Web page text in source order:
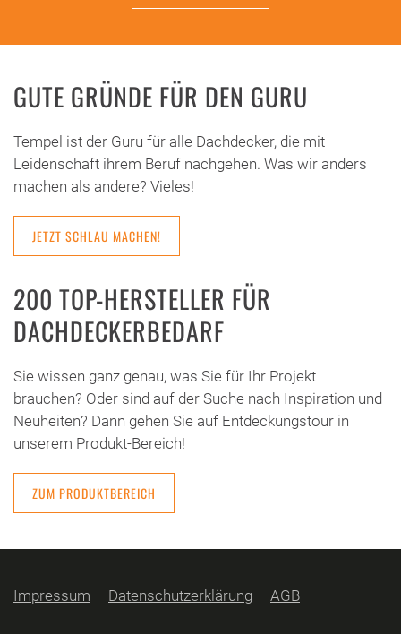
GUTE GRÜNDE FÜR DEN GURU
Tempel ist der Guru für alle Dachdecker, die mit
Leidenschaft ihrem Beruf nachgehen. Was wir anders
machen als andere? Vieles!
JETZT SCHLAU MACHEN!
200 TOP-HERSTELLER FÜR
DACHDECKERBEDARF
Sie wissen ganz genau, was Sie für Ihr Projekt
brauchen? Oder sind auf der Suche nach Inspiration und
Neuheiten? Dann gehen Sie auf Entdeckungstour in
unserem Produkt-Bereich!
ZUM PRODUKTBEREICH
Impressum Datenschutzerklärung AGB